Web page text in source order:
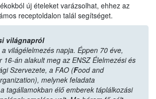
új ételeket varázsolhat, ehhez az
receptoldalon talál segítséget.
világnapról
világélelmezés napja. Éppen 70 éve,
16-án alakult meg az ENSZ Élelmezési és
Szervezete, a FAO (Food and
rganization), melynek feladata
tagállamokban élő emberek táplálkozási